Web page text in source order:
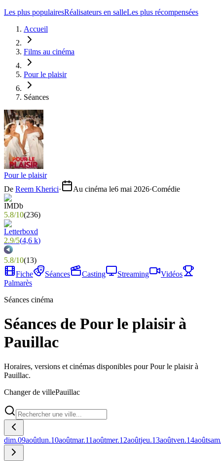
Les plus populairesRéalisateurs en salleLes plus récompensées
Accueil
Films au cinéma
Pour le plaisir
Séances
Pour le plaisir
De Reem Kherici· Au cinéma le6 mai 2026·Comédie
5.8/10(236)
2.9/5(4,6 k)
5.8/10(13)
Fiche
Séances Casting Streaming
Vidéos
Palmarès
Séances cinéma
Séances de Pour le plaisir à
Pauillac
Horaires, versions et cinémas disponibles pour Pour le plaisir à
Pauillac.
Changer de villePauillac
dim.09aoûtlun.10aoûtmar.11aoûtmer.12aoûtjeu.13aoûtven.14août